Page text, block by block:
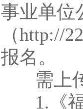
事业单位
（http://
报名。
需上传
1.《福